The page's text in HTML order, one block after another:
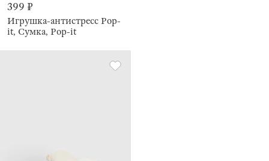
399 ₽
Игрушка-антистресс Pop-
it, Сумка, Pop-it